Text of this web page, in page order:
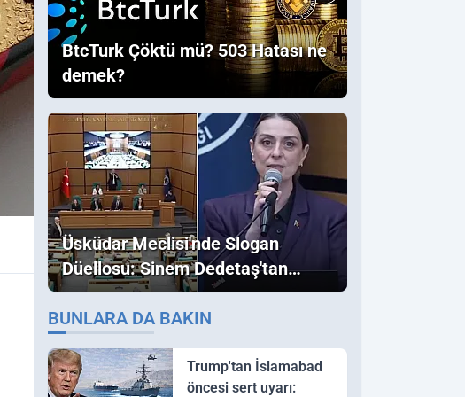
BtcTurk Çöktü mü? 503 Hatası ne
demek?
Üsküdar Meclisi'nde Slogan
Düellosu: Sinem Dedetaş'tan
Ezber Bozan "Erdoğan" ve
"İmamoğlu" Çıkışı!
BUNLARA DA BAKIN
Trump'tan İslamabad
öncesi sert uyarı: